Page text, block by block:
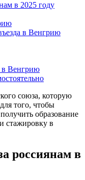
в 2025 году
в Венгрию
в Венгрию
союза, которую
того, чтобы
образование
стажировку в
россиянам в